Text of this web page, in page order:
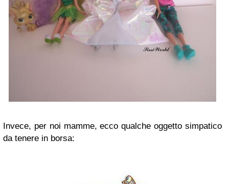
Invece, per noi mamme, ecco qualche oggetto simpatico
da tenere in borsa: